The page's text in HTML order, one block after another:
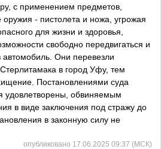
с применением предметов,
оружия - пистолета и ножа, угрожая
для жизни и здоровья,
свободно передвигаться и
автомобиль. Они перевезли
в город Уфу, тем
Постановлениями суда
удовлетворены, обвиняемым
в виде заключения под стражу до
в законную силу не
опубликовано 17.06.2025 09:37 (МСК)